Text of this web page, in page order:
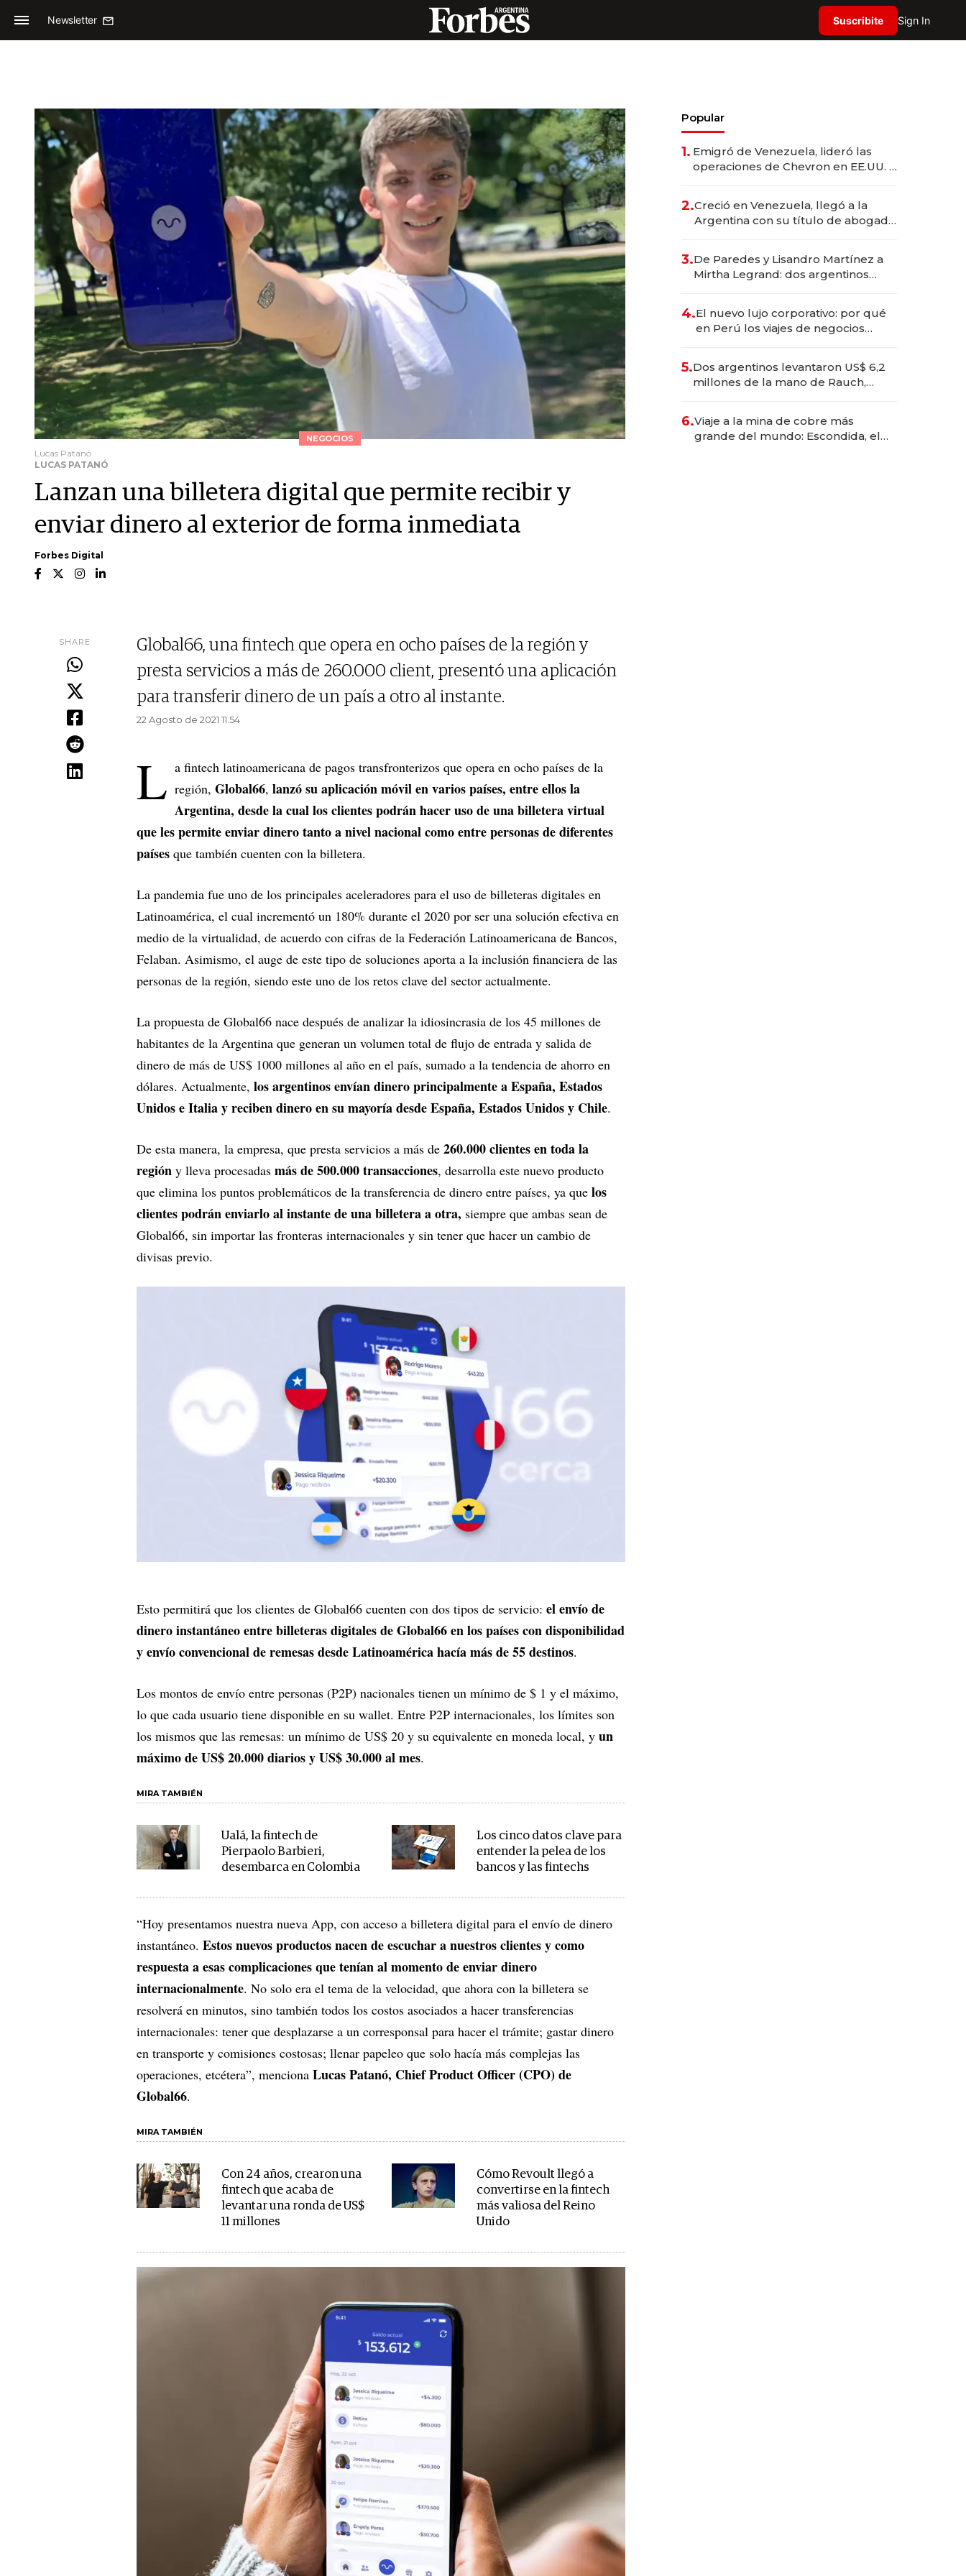
Newsletter Suscribite Sign In
NEGOCIOS
Lucas Patanó
LUCAS PATANÓ
Lanzan una billetera digital que permite recibir y
enviar dinero al exterior de forma inmediata
Forbes Digital
SHARE
Global66, una fintech que opera en ocho países de la región y
presta servicios a más de 260.000 client, presentó una aplicación
para transferir dinero de un país a otro al instante.
22 Agosto de 2021 11.54
L a fintech latinoamericana de pagos transfronterizos que opera en ocho países de la
región, Global66, lanzó su aplicación móvil en varios países, entre ellos la
Argentina, desde la cual los clientes podrán hacer uso de una billetera virtual
que les permite enviar dinero tanto a nivel nacional como entre personas de diferentes
países que también cuenten con la billetera.
La pandemia fue uno de los principales aceleradores para el uso de billeteras digitales en
Latinoamérica, el cual incrementó un 180% durante el 2020 por ser una solución efectiva en
medio de la virtualidad, de acuerdo con cifras de la Federación Latinoamericana de Bancos,
Felaban. Asimismo, el auge de este tipo de soluciones aporta a la inclusión financiera de las
personas de la región, siendo este uno de los retos clave del sector actualmente.
La propuesta de Global66 nace después de analizar la idiosincrasia de los 45 millones de
habitantes de la Argentina que generan un volumen total de flujo de entrada y salida de
dinero de más de US$ 1000 millones al año en el país, sumado a la tendencia de ahorro en
dólares. Actualmente, los argentinos envían dinero principalmente a España, Estados
Unidos e Italia y reciben dinero en su mayoría desde España, Estados Unidos y Chile.
De esta manera, la empresa, que presta servicios a más de 260.000 clientes en toda la
región y lleva procesadas más de 500.000 transacciones, desarrolla este nuevo producto
que elimina los puntos problemáticos de la transferencia de dinero entre países, ya que los
clientes podrán enviarlo al instante de una billetera a otra, siempre que ambas sean de
Global66, sin importar las fronteras internacionales y sin tener que hacer un cambio de
divisas previo.
Esto permitirá que los clientes de Global66 cuenten con dos tipos de servicio: el envío de
dinero instantáneo entre billeteras digitales de Global66 en los países con disponibilidad
y envío convencional de remesas desde Latinoamérica hacía más de 55 destinos.
Los montos de envío entre personas (P2P) nacionales tienen un mínimo de $ 1 y el máximo,
lo que cada usuario tiene disponible en su wallet. Entre P2P internacionales, los límites son
los mismos que las remesas: un mínimo de US$ 20 y su equivalente en moneda local, y un
máximo de US$ 20.000 diarios y US$ 30.000 al mes.
MIRA TAMBIÉN
Ualá, la fintech de
Pierpaolo Barbieri,
desembarca en Colombia
Los cinco datos clave para
entender la pelea de los
bancos y las fintechs
“Hoy presentamos nuestra nueva App, con acceso a billetera digital para el envío de dinero
instantáneo. Estos nuevos productos nacen de escuchar a nuestros clientes y como
respuesta a esas complicaciones que tenían al momento de enviar dinero
internacionalmente. No solo era el tema de la velocidad, que ahora con la billetera se
resolverá en minutos, sino también todos los costos asociados a hacer transferencias
internacionales: tener que desplazarse a un corresponsal para hacer el trámite; gastar dinero
en transporte y comisiones costosas; llenar papeleo que solo hacía más complejas las
operaciones, etcétera”, menciona Lucas Patanó, Chief Product Officer (CPO) de
Global66.
MIRA TAMBIÉN
Con 24 años, crearon una
fintech que acaba de
levantar una ronda de US$
11 millones
Cómo Revoult llegó a
convertirse en la fintech
más valiosa del Reino
Unido
Popular
1. Emigró de Venezuela, lideró las
operaciones de Chevron en EE.UU. y
2.Creció en Venezuela, llegó a la
Argentina con su título de abogado
marcas "fast premium"
3.De Paredes y Lisandro Martínez a
Mirtha Legrand: dos argentinos
4.El nuevo lujo corporativo: por qué
en Perú los viajes de negocios
transformadoras
5.Dos argentinos levantaron US$ 6,2
millones de la mano de Rauch,
6.Viaje a la mina de cobre más
grande del mundo: Escondida, el